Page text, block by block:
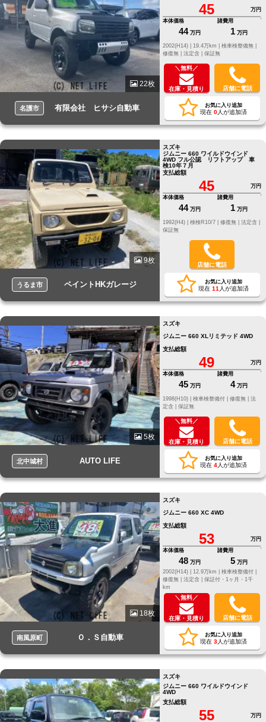
22枚
名護市 有限会社 ヒサシ自動車
45
万円
本体価格
44 万円
諸費用
1 万円
修復無 | 法定含 | 保証無
＼無料／
在庫・見積り 店舗に電話
お気に入り追加
現在 0人が追加済
9枚
うるま市 ペイントHKガレージ
スズキ
ジムニー 660 ワイルドウインド
4WD フル公認 リフトアップ 車
検10年７月
支払総額
45
万円
本体価格
44 万円
諸費用
1 万円
修復無 | 法定含 |
保証無
店舗に電話
お気に入り追加
現在 11 人が追加済
5枚
北中城村 AUTO LIFE
スズキ
ジムニー 660 XLリミテッド 4WD
支払総額
49
万円
本体価格
45 万円
諸費用
4 万円
修復無 | 法
定含 | 保証無
＼無料／
在庫・見積り 店舗に電話
お気に入り追加
現在 4人が追加済
18枚
南風原町 Ｏ．Ｓ自動車
スズキ
ジムニー 660 XC 4WD
支払総額
53
万円
本体価格
48 万円
諸費用
5 万円
2002(H14) |
12.9万km |
検車検整備付 |
修復無 | 法定含 | 保証付・1ヶ月・1千
km
＼無料／
在庫・見積り 店舗に電話
お気に入り追加
現在 3人が追加済
スズキ
ジムニー 660 ワイルドウインド
4WD
支払総額
55 万円